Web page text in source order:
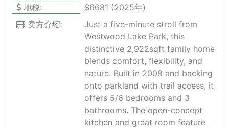
地税:
$6681 (2025年)
卖方介绍:
Just a five-minute stroll from
Westwood Lake Park, this
distinctive 2,922sqft family home
blends comfort, flexibility, and
nature. Built in 2008 and backing
onto parkland with trail access, it
offers 5/6 bedrooms and 3
bathrooms. The open-concept
kitchen and great room feature